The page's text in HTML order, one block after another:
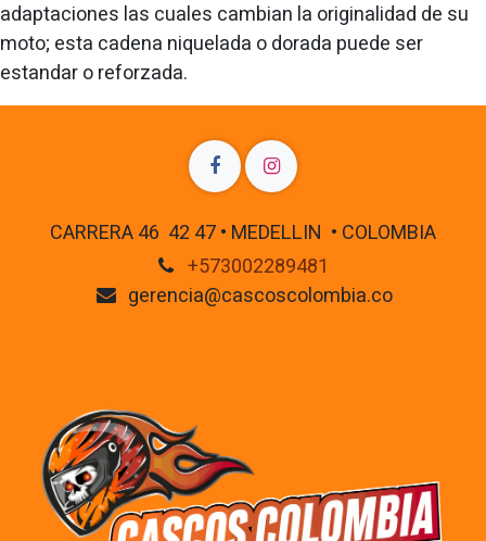
adaptaciones las cuales cambian la originalidad de su
moto; esta cadena niquelada o dorada puede ser
estandar o reforzada.
CARRERA 46 42 47 • MEDELLIN • COLOMBIA
+573002289481
gerencia@cascoscolombia.co